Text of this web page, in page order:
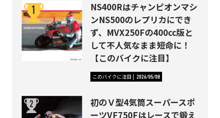
NS400Rはチャンピオンマシ
ンNS500のレプリカにでき
ず、MVX250Fの400cc版と
して不人気なまま短命に！
【このバイクに注目】
このバイクに注目 2026/05/08
初のＶ型4気筒スーパースポ
ーツVF750Fはレースで鍛え